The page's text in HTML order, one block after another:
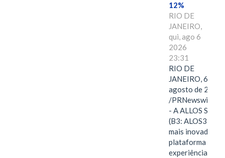
12%
RIO DE
JANEIRO,
qui, ago 6
2026
23:31
RIO DE
JANEIRO, 6 de
agosto de 2026
/PRNewswire/ -
- A ALLOS S.A.
(B3: ALOS3), a
mais inovadora
plataforma de
experiências,